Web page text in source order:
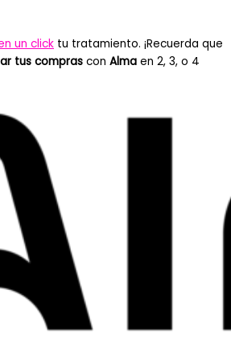
un click tu tratamiento. ¡Recuerda que
tus compras con Alma en 2, 3, o 4